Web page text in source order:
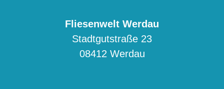
Fliesenwelt Werdau
Stadtgutstraße 23
08412 Werdau